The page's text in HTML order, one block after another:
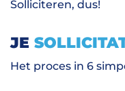
Solliciteren, dus!
JE
Het proces in 6